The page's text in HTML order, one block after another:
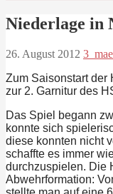
Niederlage in
26. August 2012
Zum Saisonstart der
zur 2. Garnitur des
Das Spiel begann
konnte sich
diese konnten nicht
schaffte es immer
durchzuspielen. Die
Abwehrformation: